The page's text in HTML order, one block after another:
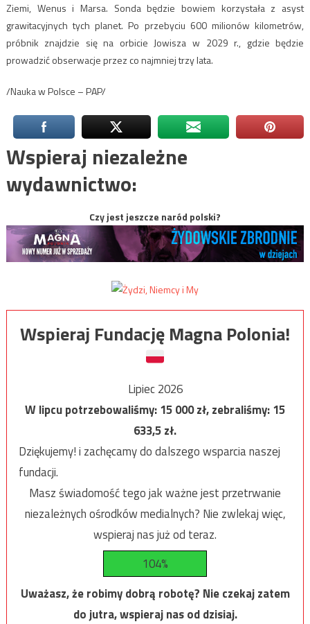
Ziemi, Wenus i Marsa. Sonda będzie bowiem korzystała z asyst
grawitacyjnych tych planet. Po przebyciu 600 milionów kilometrów,
próbnik znajdzie się na orbicie Jowisza w 2029 r., gdzie będzie
prowadzić obserwacje przez co najmniej trzy lata.
/Nauka w Polsce – PAP/
Wspieraj niezależne
wydawnictwo:
Czy jest jeszcze naród polski?
Wspieraj Fundację Magna Polonia!
Lipiec 2026
W lipcu potrzebowaliśmy:15 000zł, zebraliśmy:15
633,5zł.
Dziękujemy! i zachęcamy do dalszego wsparcia naszej
fundacji.
Masz świadomość tego jak ważne jest przetrwanie
niezależnych ośrodków medialnych? Nie zwlekaj więc,
wspieraj nas już od teraz.
104%
Uważasz, że robimy dobrą robotę? Nie czekaj zatem
do jutra, wspieraj nas od dzisiaj.